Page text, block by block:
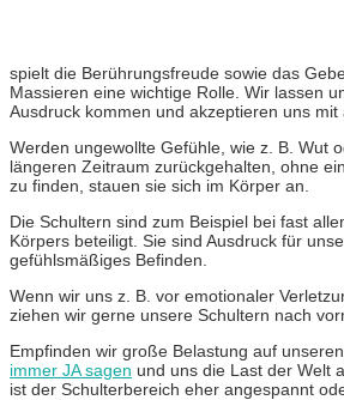
spielt die Berührungsfreude sowie das
Massieren eine wichtige Rolle. Wir lassen
Ausdruck kommen und akzeptieren uns mit
Werden ungewollte Gefühle, wie z. B. Wut
längeren Zeitraum zurückgehalten, ohne
zu finden, stauen sie sich im Körper an.
Die Schultern sind zum Beispiel bei fast
Körpers beteiligt. Sie sind Ausdruck für
gefühlsmäßiges Befinden.
Wenn wir uns z. B. vor emotionaler
ziehen wir gerne unsere Schultern nach
Empfinden wir große Belastung auf
immer JA sagen und uns die Last der Welt
ist der Schulterbereich eher angespannt